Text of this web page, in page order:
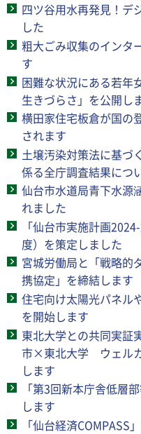
四ツ谷用水再発見！デ
した
粗大ごみ収集のインタ
す
困難な状況にある若年
生きづらさ」を公開し
横田家住宅板倉が国の
されます
土壌汚染対策法に基づ
係る全庁調査結果につ
仙台市水道局青下水源
れました
「仙台市実施計画
度）を策定しました
宮城労働局と「戦略的
携協定」を締結します
住宅向け太陽光パネル
を開始します
東北大学との共同実
市×東北大学 ウェル
します
「第3回新本庁舎低層
します
「仙台経済COMPASS